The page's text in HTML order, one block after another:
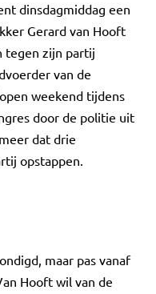
dinsdagmiddag een
Gerard van Hooft
tegen zijn partij
van de
weekend tijdens
door de politie uit
dat drie
opstappen.
maar pas vanaf
Hooft wil van de